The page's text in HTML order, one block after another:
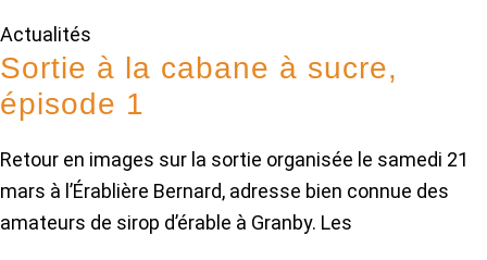
Actualités
Sortie à la cabane à sucre,
épisode 1
Retour en images sur la sortie organisée le samedi 21
mars à l’Érablière Bernard, adresse bien connue des
amateurs de sirop d’érable à Granby. Les